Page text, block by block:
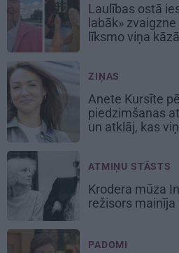
Laulības ostā
labāk»
līksmo viņa
ZIŅAS
Anete Kursīte
piedzimšanas
un atklāj, kas
ATMIŅU STĀSTS
Krodera mūza
režisors mainīja
PADOMI